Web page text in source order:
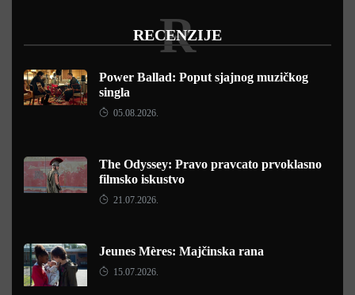
RECENZIJE
R
Power Ballad: Poput sjajnog muzičkog
singla
05.08.2026.
The Odyssey: Pravo pravcato prvoklasno
filmsko iskustvo
21.07.2026.
Jeunes Mères: Majčinska rana
15.07.2026.